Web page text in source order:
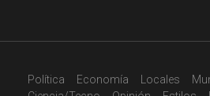
Política Economía Locales